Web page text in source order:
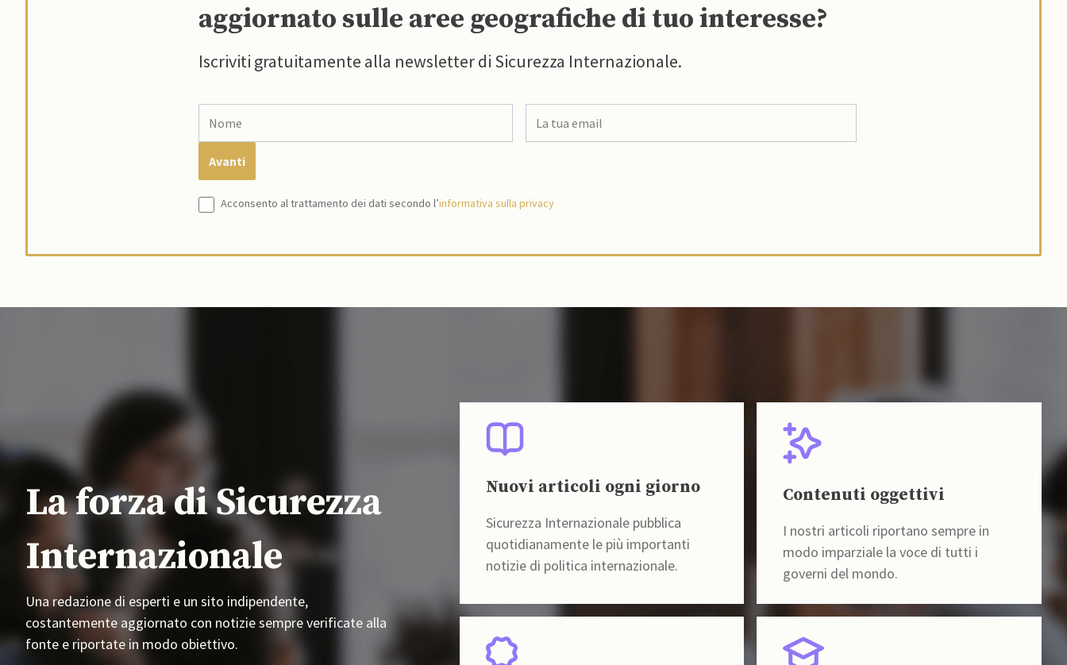
aggiornato sulle aree geografiche di tuo interesse?
Iscriviti gratuitamente alla newsletter di Sicurezza Internazionale.
Acconsento al trattamento dei dati secondo l’informativa sulla privacy
La forza di Sicurezza
Internazionale
Una redazione di esperti e un sito indipendente,
costantemente aggiornato con notizie sempre verificate alla
fonte e riportate in modo obiettivo.
Nuovi articoli ogni giorno
Sicurezza Internazionale pubblica
quotidianamente le più importanti
notizie di politica internazionale.
Contenuti oggettivi
I nostri articoli riportano sempre in
modo imparziale la voce di tutti i
governi del mondo.